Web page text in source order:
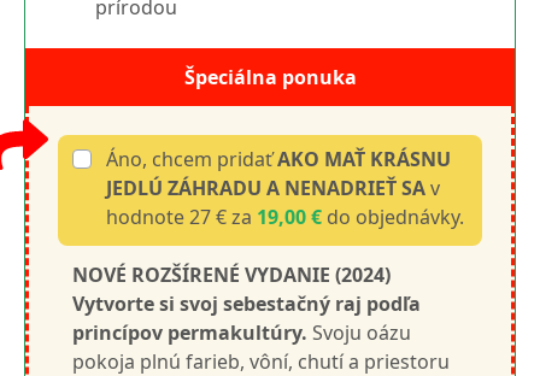
prírodou
Špeciálna ponuka
Áno, chcem pridaťAKO MAŤ KRÁSNU
JEDLÚ ZÁHRADU A NENADRIEŤ SAv
hodnote 27 € za 19,00 € do objednávky.
NOVÉ ROZŠÍRENÉ VYDANIE (2024)
Vytvorte si svoj sebestačný raj podľa
princípov permakultúry. Svoju oázu
pokoja plnú farieb, vôní, chutí a priestoru